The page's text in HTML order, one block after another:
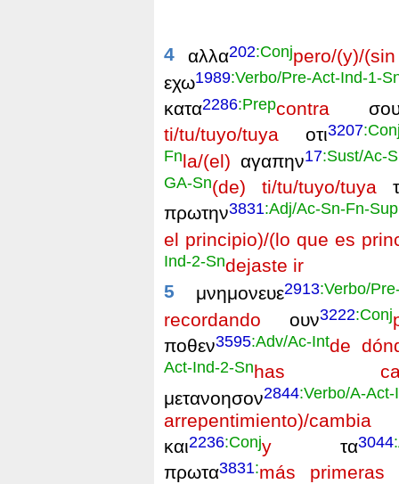
4 αλλα202:Conjpero/(y)/
εχω1989:Verbo/Pre-Act-Ind-1-
κατα2286:Prepcontra
ti/tu/tuyo/tuya οτι3207
Fnla/(el) αγαπην17:Sust/Ac-
GA-Sn(de) ti/tu/tuyo/tuya
πρωτην3831:Adj/Ac-Sn-Fn-Sup
el principio)/(lo que es
Ind-2-Sndejaste ir
5 μνημονευε2913:Verbo/
recordando ουν3222:Conj
ποθεν3595:Adv/Ac-Intde
Act-Ind-2-Snhas
μετανοησον2844:Verbo/A-
arrepentimiento)/
και2236:Conjy τα3044
πρωτα3831:más primeras